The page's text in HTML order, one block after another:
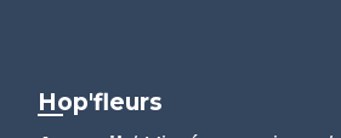
Hop'fleurs